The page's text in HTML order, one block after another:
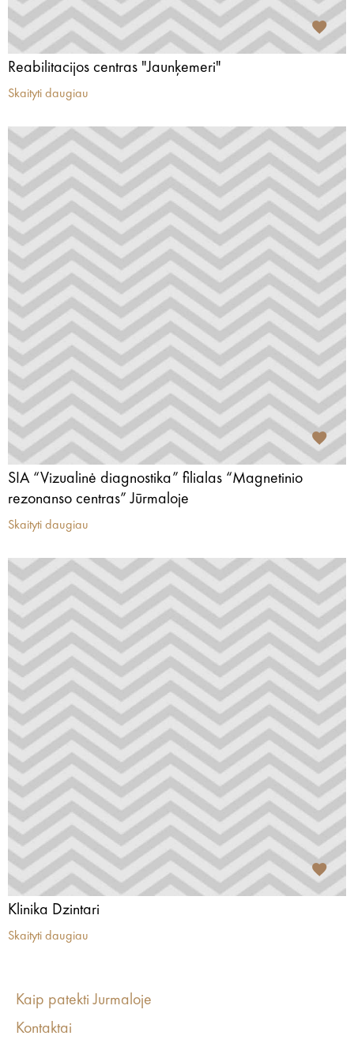
Reabilitacijos centras "Jaunķemeri"
Skaityti daugiau
SIA “Vizualinė diagnostika” filialas “Magnetinio
rezonanso centras” Jūrmaloje
Skaityti daugiau
Klinika Dzintari
Skaityti daugiau
Kaip patekti Jurmaloje
Kontaktai